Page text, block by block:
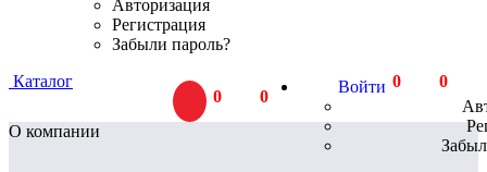
Авторизация
Регистрация
Забыли пароль?
Войти 0 0
Каталог
0
0 Р
О компании